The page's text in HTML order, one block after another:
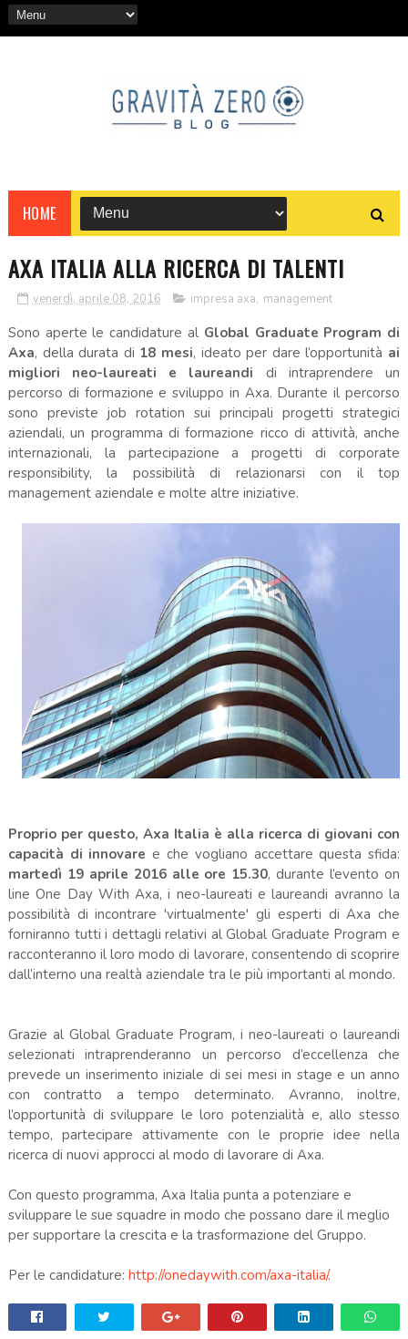
HOME
AXA ITALIA ALLA RICERCA DI TALENTI
venerdì, aprile 08, 2016 impresa axa, management
Sono aperte le candidature al Global Graduate Program di
Axa, della durata di 18 mesi, ideato per dare l’opportunità ai
migliori neo-laureati e laureandi di intraprendere un
percorso di formazione e sviluppo in Axa. Durante il percorso
sono previste job rotation sui principali progetti strategici
aziendali, un programma di formazione ricco di attività, anche
internazionali, la partecipazione a progetti di corporate
responsibility, la possibilità di relazionarsi con il top
management aziendale e molte altre iniziative.
Proprio per questo, Axa Italia è alla ricerca di giovani con
capacità di innovaree che vogliano accettare questa sfida:
martedì 19 aprile 2016 alle ore 15.30, durante l’evento on
line One Day With Axa, i neo-laureati e laureandi avranno la
possibilità di incontrare 'virtualmente' gli esperti di Axa che
forniranno tutti i dettagli relativi al Global Graduate Program e
racconteranno il loro modo di lavorare, consentendo di scoprire
dall’interno una realtà aziendale tra le più importanti al mondo.
Grazie al Global Graduate Program, i neo-laureati o laureandi
selezionati intraprenderanno un percorso d’eccellenza che
prevede un inserimento iniziale di sei mesi in stage e un anno
con contratto a tempo determinato. Avranno, inoltre,
l’opportunità di sviluppare le loro potenzialità e, allo stesso
tempo, partecipare attivamente con le proprie idee nella
ricerca di nuovi approcci al modo di lavorare di Axa.
Con questo programma, Axa Italia punta a potenziare e
sviluppare le sue squadre in modo che possano dare il meglio
per supportare la crescita e la trasformazione del Gruppo.
Per le candidature: http://onedaywith.com/axa-italia/.